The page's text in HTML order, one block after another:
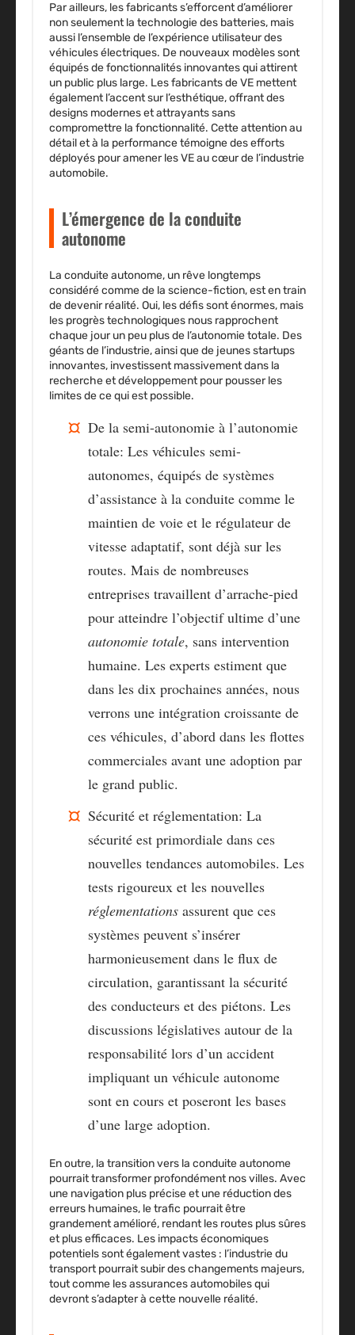
Par ailleurs, les fabricants s’efforcent d’améliorer
non seulement la technologie des batteries, mais
aussi l’ensemble de l’expérience utilisateur des
véhicules électriques. De nouveaux modèles sont
équipés de fonctionnalités innovantes qui attirent
un public plus large. Les fabricants de VE mettent
également l’accent sur l’esthétique, offrant des
designs modernes et attrayants sans
compromettre la fonctionnalité. Cette attention au
détail et à la performance témoigne des efforts
déployés pour amener les VE au cœur de l’industrie
automobile.
L’émergence de la conduite
autonome
La conduite autonome, un rêve longtemps
considéré comme de la science-fiction, est en train
de devenir réalité. Oui, les défis sont énormes, mais
les progrès technologiques nous rapprochent
chaque jour un peu plus de l’autonomie totale. Des
géants de l’industrie, ainsi que de jeunes startups
innovantes, investissent massivement dans la
recherche et développement pour pousser les
limites de ce qui est possible.
De la semi-autonomie à l’autonomie
totale: Les véhicules semi-
autonomes, équipés de systèmes
d’assistance à la conduite comme le
maintien de voie et le régulateur de
vitesse adaptatif, sont déjà sur les
routes. Mais de nombreuses
entreprises travaillent d’arrache-pied
pour atteindre l’objectif ultime d’une
autonomie totale, sans intervention
humaine. Les experts estiment que
dans les dix prochaines années, nous
verrons une intégration croissante de
ces véhicules, d’abord dans les flottes
commerciales avant une adoption par
le grand public.
Sécurité et réglementation: La
sécurité est primordiale dans ces
nouvelles tendances automobiles. Les
tests rigoureux et les nouvelles
réglementations assurent que ces
systèmes peuvent s’insérer
harmonieusement dans le flux de
circulation, garantissant la sécurité
des conducteurs et des piétons. Les
discussions législatives autour de la
responsabilité lors d’un accident
impliquant un véhicule autonome
sont en cours et poseront les bases
d’une large adoption.
En outre, la transition vers la conduite autonome
pourrait transformer profondément nos villes. Avec
une navigation plus précise et une réduction des
erreurs humaines, le trafic pourrait être
grandement amélioré, rendant les routes plus sûres
et plus efficaces. Les impacts économiques
potentiels sont également vastes : l’industrie du
transport pourrait subir des changements majeurs,
tout comme les assurances automobiles qui
devront s’adapter à cette nouvelle réalité.